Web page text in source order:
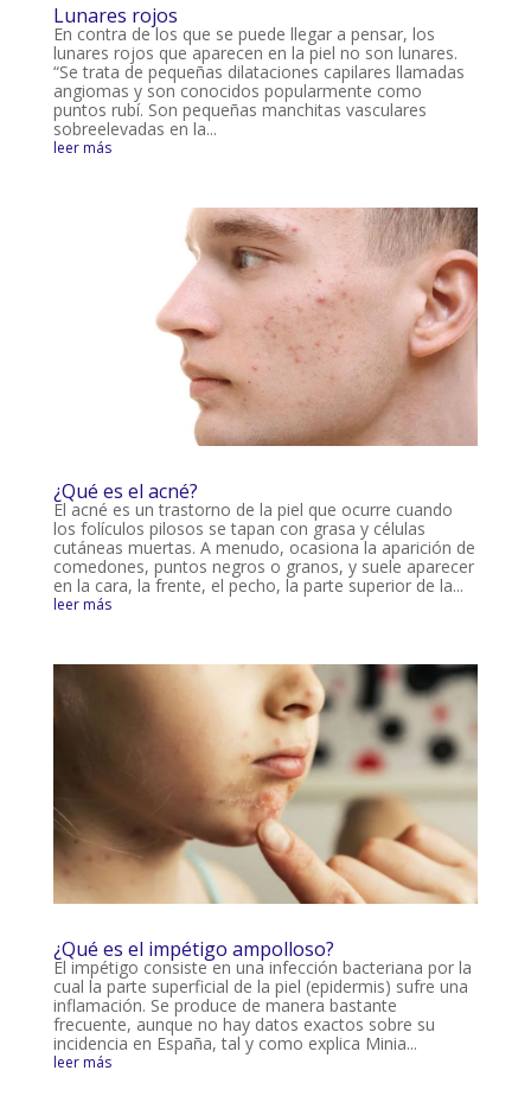
Lunares rojos
En contra de los que se puede llegar a pensar, los
lunares rojos que aparecen en la piel no son lunares.
“Se trata de pequeñas dilataciones capilares llamadas
angiomas y son conocidos popularmente como
puntos rubí. Son pequeñas manchitas vasculares
sobreelevadas en la...
leer más
¿Qué es el acné?
El acné es un trastorno de la piel que ocurre cuando
los folículos pilosos se tapan con grasa y células
cutáneas muertas. A menudo, ocasiona la aparición de
comedones, puntos negros o granos, y suele aparecer
en la cara, la frente, el pecho, la parte superior de la...
leer más
¿Qué es el impétigo ampolloso?
El impétigo consiste en una infección bacteriana por la
cual la parte superficial de la piel (epidermis) sufre una
inflamación. Se produce de manera bastante
frecuente, aunque no hay datos exactos sobre su
incidencia en España, tal y como explica Minia...
leer más